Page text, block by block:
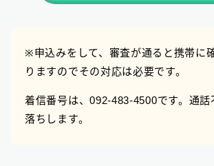
※申込みをして、審査が通ると携帯に
りますのでその対応は必要です。
着信番号は、092-483-4500です。通話
落ちします。